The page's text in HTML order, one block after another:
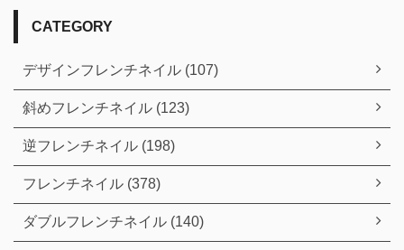
CATEGORY
デザインフレンチネイル (107)
斜めフレンチネイル (123)
逆フレンチネイル (198)
フレンチネイル (378)
ダブルフレンチネイル (140)